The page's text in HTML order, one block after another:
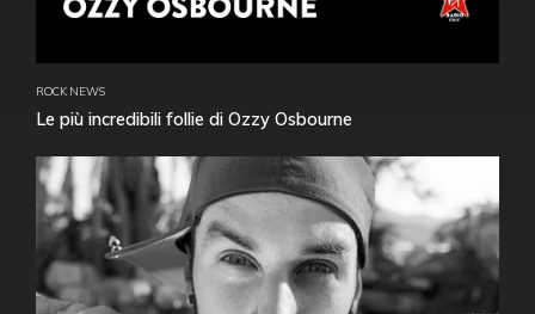
ROCK NEWS
Le più incredibili follie di Ozzy Osbourne